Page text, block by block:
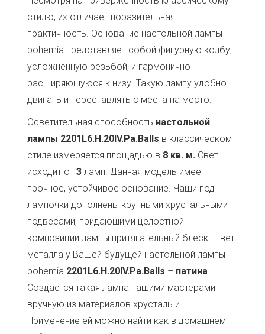
стилю, их отличает поразительная
практичность. Основание настольной лампы
bohemia представляет собой фигурную колбу,
усложненную резьбой, и гармонично
расширяющуюся к низу. Такую лампу удобно
двигать и переставлять с места на место.
Осветительная способность настольной
лампы 2201L6.H.20IV.Pa.Balls в классическом
стиле измеряется площадью в 8 кв. м. Свет
исходит от 3 ламп. Данная модель имеет
прочное, устойчивое основание. Чаши под
лампочки дополнены крупными хрустальными
подвесами, придающими целостной
композиции лампы притягательный блеск. Цвет
металла у Вашей будущей настольной лампы
bohemia 2201L6.H.20IV.Pa.Balls – патина.
Создается такая лампа нашими мастерами
вручную из материалов хрусталь и .
Применение ей можно найти как в домашнем